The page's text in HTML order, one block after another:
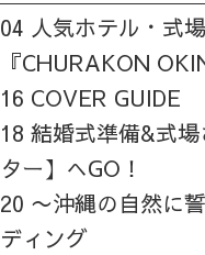
04 人気ホテル・式
『CHURAKON
16 COVER GUIDE
18 結婚式準備&式
ター】へGO！
20 〜沖縄の自然に
ディング